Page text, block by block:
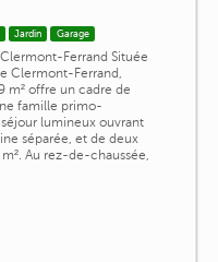
Jardin Garage
Ferrand Située
Clermont-Ferrand,
m² offre un cadre de
famille primo-
lumineux ouvrant
séparée, et de deux
Au rez-de-chaussée,